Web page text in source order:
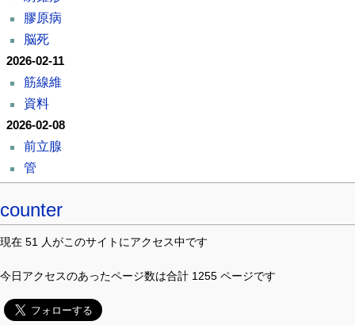
膠原病
脳死
2026-02-11
筋線維
資料
2026-02-08
前立腺
管
counter
現在 51 人がこのサイトにアクセス中です
今日アクセスのあったページ数は合計 1255 ページです